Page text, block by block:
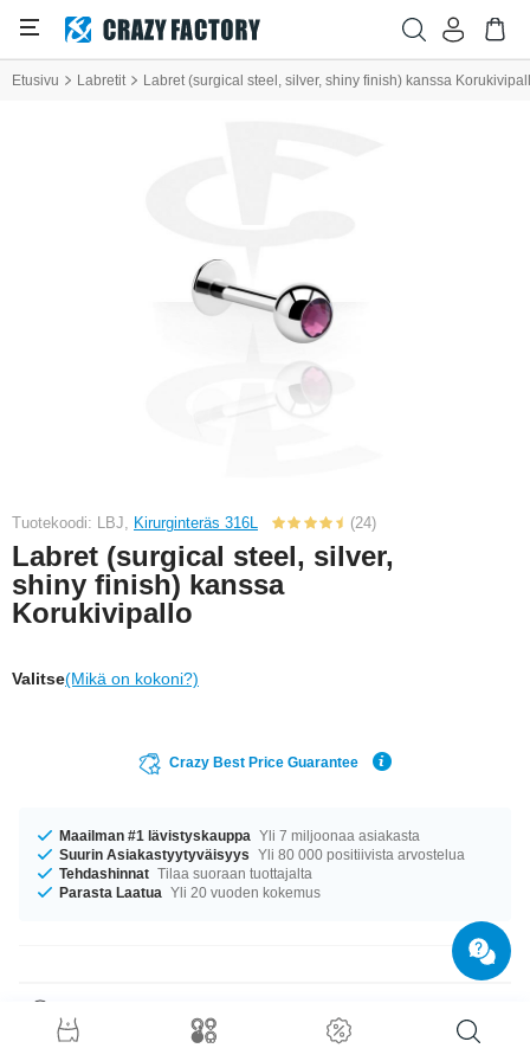
Etusivu Labretit Labret (surgical steel, silver, shiny finish) kanssa
Tuotekoodi: LBJ, Kirurginteräs 316L (24)
Labret (surgical steel, silver,
shiny finish) kanssa
Korukivipallo
Valitse(Mikä on kokoni?)
Crazy Best Price Guarantee
Maailman #1 lävistyskauppa Yli 7 miljoonaa asiakasta
Suurin Asiakastyytyväisyys Yli 80 000 positiivista arvostelua
Tehdashinnat Tilaa suoraan tuottajalta
Parasta Laatua Yli 20 vuoden kokemus
Varastossa on kokoja 1.2 mm ja 1.6 mm. Täydellinen kumppani eri